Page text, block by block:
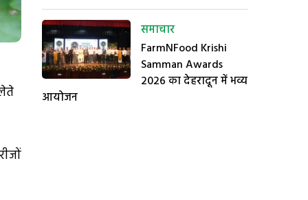
समाचार
FarmNFood Krishi
Samman Awards
2026 का देहरादून में भव्य
आयोजन